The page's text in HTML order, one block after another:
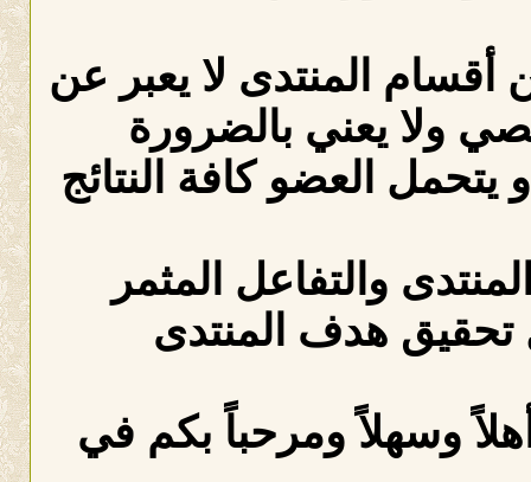
المنتدى لا يعبر عن
ولا يعني بالضرورة
العضو كافة النتائج
والتفاعل المثمر
هدف المنتدى
وسهلاً ومرحباً بكم في